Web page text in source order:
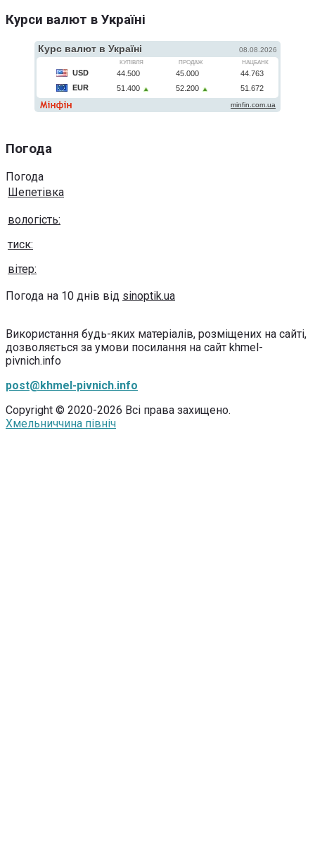
Курси валют в Україні
Погода
Погода
Шепетівка
вологість:
тиск:
вітер:
Погода на 10 днів від sinoptik.ua
Використання будь-яких матеріалів, розміщених на сайті,
дозволяється за умови посилання на сайт khmel-
pivnich.info
post@khmel-pivnich.info
Copyright © 2020-2026 Всі права захищено.
Хмельниччина північ